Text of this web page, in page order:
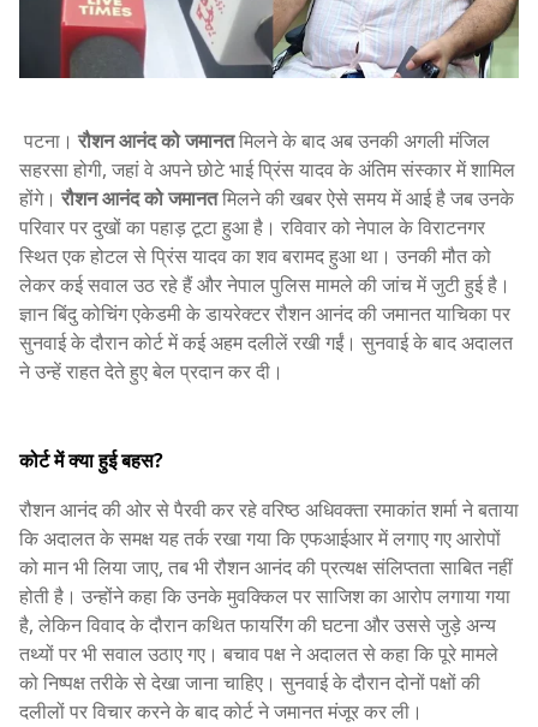
पटना।रौशन आनंद को जमानतमिलने के बाद अब उनकी अगली मंजिल
सहरसा होगी, जहां वे अपने छोटे भाई प्रिंस यादव के अंतिम संस्कार में शामिल
होंगे।रौशन आनंद को जमानतमिलने की खबर ऐसे समय में आई है जब उनके
परिवार पर दुखों का पहाड़ टूटा हुआ है। रविवार को नेपाल के विराटनगर
स्थित एक होटल से प्रिंस यादव का शव बरामद हुआ था। उनकी मौत को
लेकर कई सवाल उठ रहे हैं और नेपाल पुलिस मामले की जांच में जुटी हुई है।
ज्ञान बिंदु कोचिंग एकेडमी के डायरेक्टर रौशन आनंद की जमानत याचिका पर
सुनवाई के दौरान कोर्ट में कई अहम दलीलें रखी गईं। सुनवाई के बाद अदालत
ने उन्हें राहत देते हुए बेल प्रदान कर दी।
कोर्ट में क्या हुई बहस?
रौशन आनंद की ओर से पैरवी कर रहे वरिष्ठ अधिवक्ता रमाकांत शर्मा ने बताया
कि अदालत के समक्ष यह तर्क रखा गया कि एफआईआर में लगाए गए आरोपों
को मान भी लिया जाए, तब भी रौशन आनंद की प्रत्यक्ष संलिप्तता साबित नहीं
होती है। उन्होंने कहा कि उनके मुवक्किल पर साजिश का आरोप लगाया गया
है, लेकिन विवाद के दौरान कथित फायरिंग की घटना और उससे जुड़े अन्य
तथ्यों पर भी सवाल उठाए गए। बचाव पक्ष ने अदालत से कहा कि पूरे मामले
को निष्पक्ष तरीके से देखा जाना चाहिए। सुनवाई के दौरान दोनों पक्षों की
दलीलों पर विचार करने के बाद कोर्ट ने जमानत मंजूर कर ली।